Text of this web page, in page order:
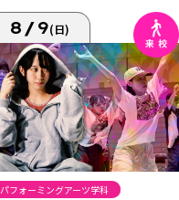
8/9(日)
パフォーミングアーツ学科